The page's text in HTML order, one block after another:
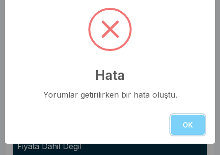
Fiyata Dahil Değil
Hata
Yorumlar getirilirken bir hata oluştu.
OK